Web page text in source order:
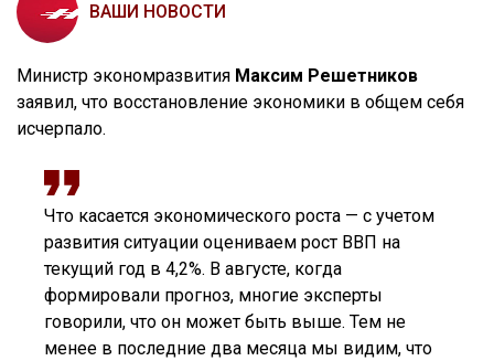
ВАШИ НОВОСТИ
Министр экономразвития Максим Решетников
заявил, что восстановление экономики в общем себя
исчерпало.
Что касается экономического роста — с учетом
развития ситуации оцениваем рост ВВП на
текущий год в 4,2%. В августе, когда
формировали прогноз, многие эксперты
говорили, что он может быть выше. Тем не
менее в последние два месяца мы видим, что